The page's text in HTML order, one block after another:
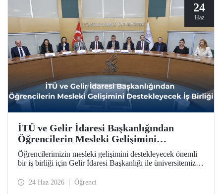
24
Haz
İTÜ ve Gelir İdaresi Başkanlığından
Öğrencilerin Mesleki Gelişimini
Destekleyecek İş Birliği
Öğrencilerimizin mesleki gelişimini destekleyecek önemli
bir iş birliği için Gelir İdaresi Başkanlığı ile üniversitemiz
24 Haz 2026 Öğrenci